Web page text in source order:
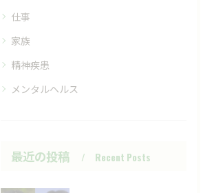
仕事
家族
精神疾患
メンタルヘルス
最近の投稿 Recent Posts